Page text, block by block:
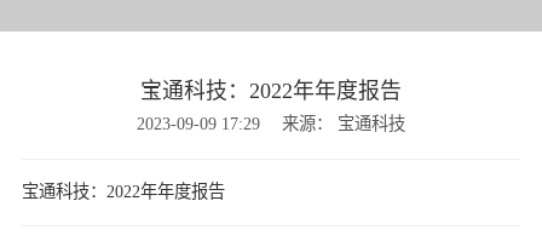
宝通科技：2022年年度报告
2023-09-09 17:29 来源： 宝通科技
宝通科技：2022年年度报告